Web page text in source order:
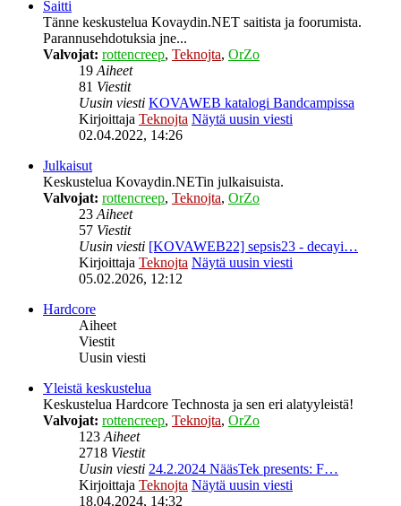
Saitti
Tänne keskustelua Kovaydin.NET saitista ja foorumista.
Parannusehdotuksia jne...
Valvojat: rottencreep, Teknojta, OrZo
19Aiheet
81 Viestit
Uusin viesti KOVAWEB katalogi Bandcampissa
Kirjoittaja Teknojta Näytä uusin viesti
02.04.2022, 14:26
Julkaisut
Keskustelua Kovaydin.NETin julkaisuista.
Valvojat: rottencreep, Teknojta, OrZo
23Aiheet
57 Viestit
Uusin viesti [KOVAWEB22] sepsis23 - decayi…
Kirjoittaja Teknojta Näytä uusin viesti
05.02.2026, 12:12
Hardcore
Aiheet
Viestit
Uusin viesti
Yleistä keskustelua
Keskustelua Hardcore Technosta ja sen eri alatyyleistä!
Valvojat: rottencreep, Teknojta, OrZo
123Aiheet
2718 Viestit
Uusin viesti 24.2.2024 NääsTek presents: F…
Kirjoittaja Teknojta Näytä uusin viesti
18.04.2024, 14:32